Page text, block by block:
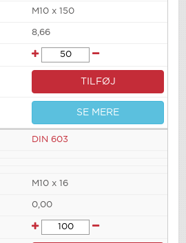
M10 x 150
8,66
TILFØJ
SE MERE
DIN 603
M10 x 16
0,00